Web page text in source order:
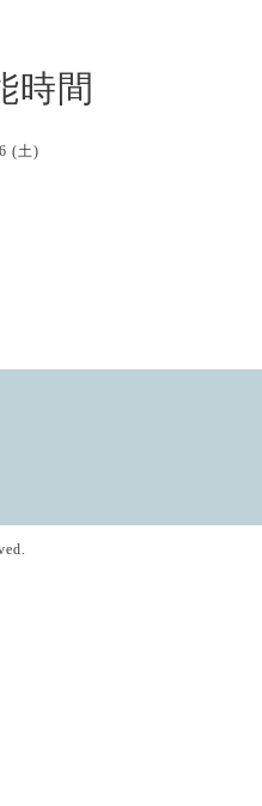
時間
(土)